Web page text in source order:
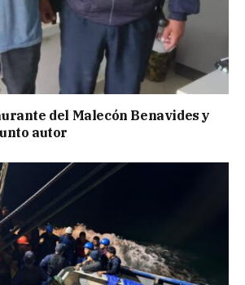
del Malecón Benavides y
autor